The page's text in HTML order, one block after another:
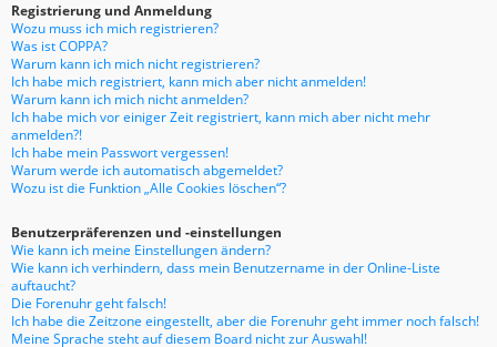
Registrierung und Anmeldung
Wozu muss ich mich registrieren?
Was ist COPPA?
Warum kann ich mich nicht registrieren?
Ich habe mich registriert, kann mich aber nicht anmelden!
Warum kann ich mich nicht anmelden?
Ich habe mich vor einiger Zeit registriert, kann mich aber nicht mehr
anmelden?!
Ich habe mein Passwort vergessen!
Warum werde ich automatisch abgemeldet?
Wozu ist die Funktion „Alle Cookies löschen“?
Benutzerpräferenzen und -einstellungen
Wie kann ich meine Einstellungen ändern?
Wie kann ich verhindern, dass mein Benutzername in der Online-Liste
auftaucht?
Die Forenuhr geht falsch!
Ich habe die Zeitzone eingestellt, aber die Forenuhr geht immer noch falsch!
Meine Sprache steht auf diesem Board nicht zur Auswahl!